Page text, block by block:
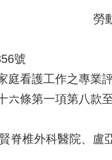
勞
號
庭看護工作之專業
六條第一項第八款
脊椎外科醫院、